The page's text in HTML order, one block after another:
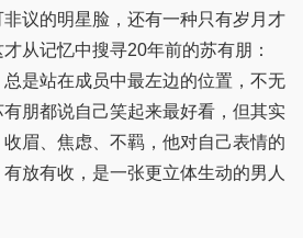
议的明星脸，还有一种只有岁月才
从记忆中搜寻20年前的苏有朋：
是站在成员中最左边的位置，不无
朋都说自己笑起来最好看，但其实
眉、焦虑、不羁，他对自己表情的
放有收，是一张更立体生动的男人